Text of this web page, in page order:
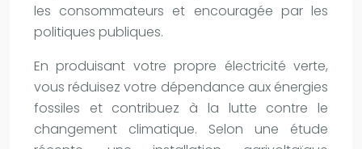
les consommateurs et encouragée par les
politiques publiques.
En produisant votre propre électricité verte,
vous réduisez votre dépendance aux énergies
fossiles et contribuez à la lutte contre le
changement climatique. Selon une étude